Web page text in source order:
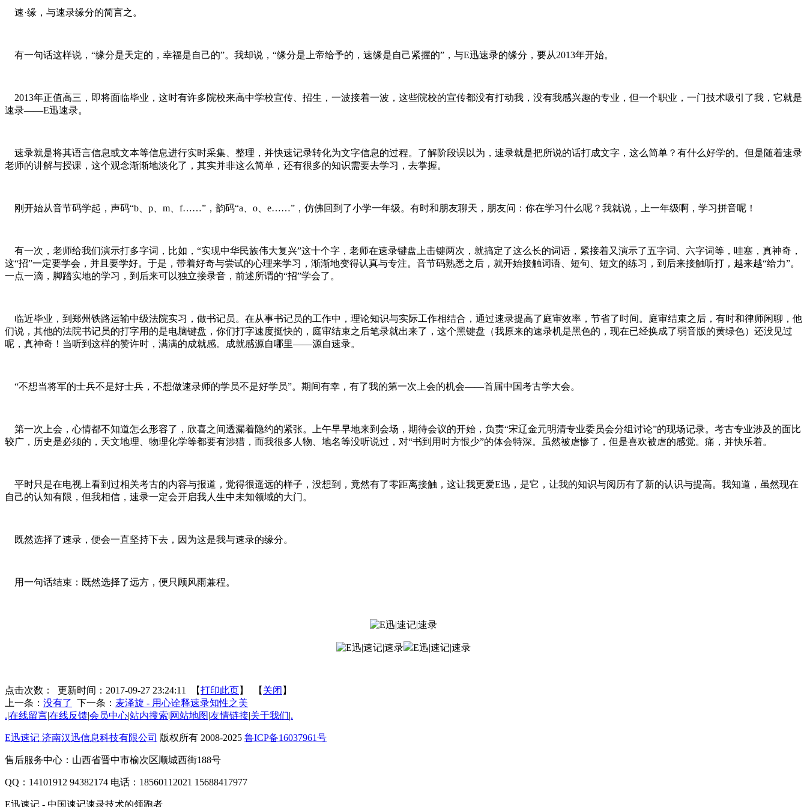
速·缘，与速录缘分的简言之。
有一句话这样说，“缘分是天定的，幸福是自己的”。我却说，“缘分是上帝给予的，速缘是自己紧握的”，与E迅速录的缘分，要从2013年开始。
2013年正值高三，即将面临毕业，这时有许多院校来高中学校宣传、招生，一波接着一波，这些院校的宣传都没有打动我，没有我感兴趣的专业，但一个职业，一门技术吸引了我，它就是
速录——E迅速录。
速录就是将其语言信息或文本等信息进行实时采集、整理，并快速记录转化为文字信息的过程。了解阶段误以为，速录就是把所说的话打成文字，这么简单？有什么好学的。但是随着速录
老师的讲解与授课，这个观念渐渐地淡化了，其实并非这么简单，还有很多的知识需要去学习，去掌握。
刚开始从音节码学起，声码“b、p、m、f……”，韵码“a、o、e……”，仿佛回到了小学一年级。有时和朋友聊天，朋友问：你在学习什么呢？我就说，上一年级啊，学习拼音呢！
有一次，老师给我们演示打多字词，比如，“实现中华民族伟大复兴”这十个字，老师在速录键盘上击键两次，就搞定了这么长的词语，紧接着又演示了五字词、六字词等，哇塞，真神奇，
这“招”一定要学会，并且要学好。于是，带着好奇与尝试的心理来学习，渐渐地变得认真与专注。音节码熟悉之后，就开始接触词语、短句、短文的练习，到后来接触听打，越来越“给力”。
一点一滴，脚踏实地的学习，到后来可以独立接录音，前述所谓的“招”学会了。
临近毕业，到郑州铁路运输中级法院实习，做书记员。在从事书记员的工作中，理论知识与实际工作相结合，通过速录提高了庭审效率，节省了时间。庭审结束之后，有时和律师闲聊，他
们说，其他的法院书记员的打字用的是电脑键盘，你们打字速度挺快的，庭审结束之后笔录就出来了，这个黑键盘（我原来的速录机是黑色的，现在已经换成了弱音版的黄绿色）还没见过
呢，真神奇！当听到这样的赞许时，满满的成就感。成就感源自哪里——源自速录。
“不想当将军的士兵不是好士兵，不想做速录师的学员不是好学员”。期间有幸，有了我的第一次上会的机会——首届中国考古学大会。
第一次上会，心情都不知道怎么形容了，欣喜之间透漏着隐约的紧张。上午早早地来到会场，期待会议的开始，负责“宋辽金元明清专业委员会分组讨论”的现场记录。考古专业涉及的面比
较广，历史是必须的，天文地理、物理化学等都要有涉猎，而我很多人物、地名等没听说过，对“书到用时方恨少”的体会特深。虽然被虐惨了，但是喜欢被虐的感觉。痛，并快乐着。
平时只是在电视上看到过相关考古的内容与报道，觉得很遥远的样子，没想到，竟然有了零距离接触，这让我更爱E迅，是它，让我的知识与阅历有了新的认识与提高。我知道，虽然现在
自己的认知有限，但我相信，速录一定会开启我人生中未知领域的大门。
既然选择了速录，便会一直坚持下去，因为这是我与速录的缘分。
用一句话结束：既然选择了远方，便只顾风雨兼程。
点击次数： 更新时间：2017-09-27 23:24:11 【打印此页 】 【 关闭 】
上一条： 没有了 下一条： 麦泽旋 - 用心诠释速录知性之美
. 在线留言在线反馈会员中心站内搜索 网站地图 友情链接 关于我们 .
E迅速记 济南汉迅信息科技有限公司 版权所有 2008-2025 鲁ICP备16037961号
售后服务中心：山西省晋中市榆次区顺城西街188号
QQ：14101912 94382174 电话：18560112021 15688417977
E迅速记 - 中国速记速录技术的领跑者